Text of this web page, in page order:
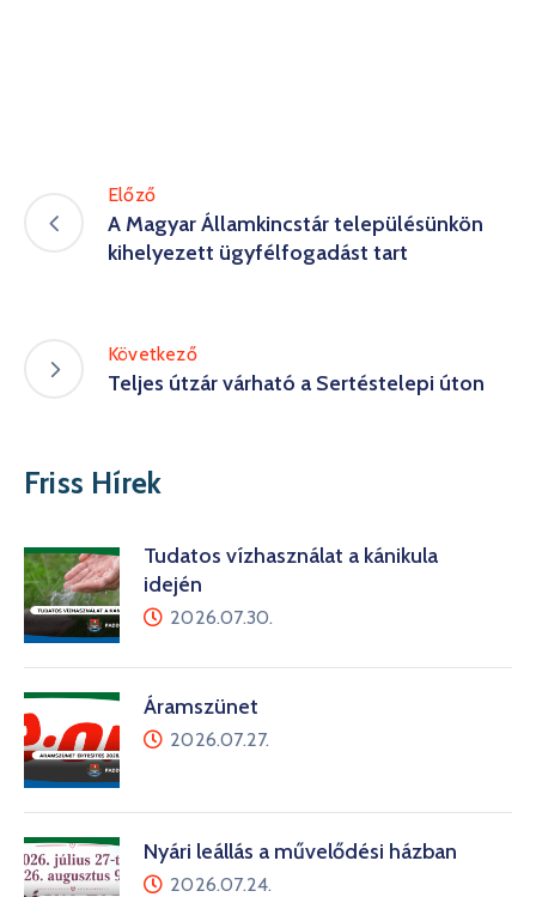
Előző
A Magyar Államkincstár településünkön
kihelyezett ügyfélfogadást tart
Következő
Teljes útzár várható a Sertéstelepi úton
Friss Hírek
Tudatos vízhasználat a kánikula
idején
2026.07.30.
Áramszünet
2026.07.27.
Nyári leállás a művelődési házban
2026.07.24.